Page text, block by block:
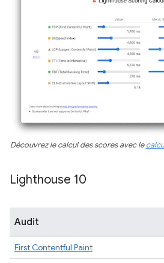
Découvrez le calcul des scores avec le
Lighthouse 10
Audit
First Contentful Paint